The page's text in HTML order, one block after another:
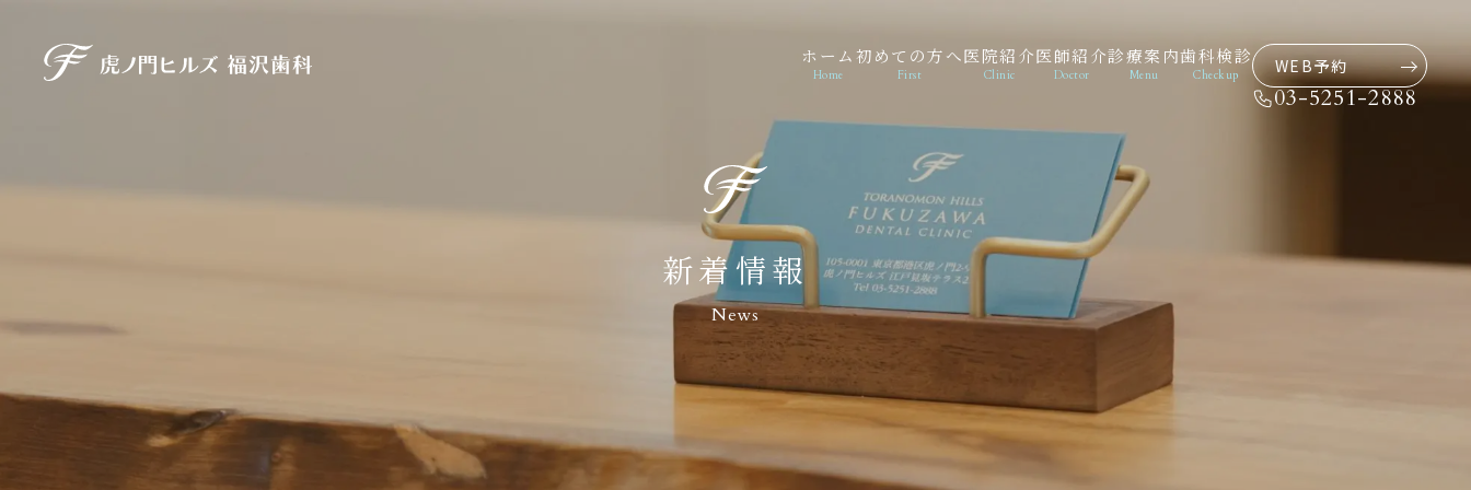
ホーム
Home
初めての方へ
First
医院紹介
Clinic
医師紹介
Doctor
診療案内
Menu
歯科検診
Checkup WEB予約
03-5251-2888
新着情報
News